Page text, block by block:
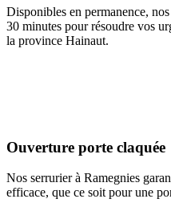
Disponibles en permanence,
30 minutes pour résoudre vos
la province Hainaut.
Ouverture porte claquée
Nos serrurier à Ramegnies
efficace, que ce soit pour une